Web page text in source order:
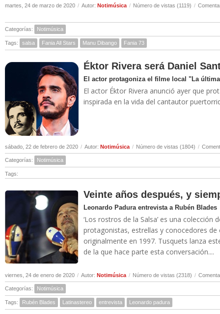
martes, 24 de marzo de 2020 / Autor: Notimúsica / Número de vistas (1119) /
Categorías: Notimúsica
Tags: salsa Fania All Stars Manu Dibango Fania 73
Éktor Rivera será Daniel
El actor protagoniza el filme local "La
El actor Éktor Rivera anunció ayer que
inspirada en la vida del cantautor
sábado, 22 de febrero de 2020 / Autor: Notimúsica / Número de vistas (1804) /
Categorías: Notimúsica
Tags:
Veinte años después, y
Leonardo Padura entrevista a Rubén Blades
‘Los rostros de la Salsa’ es una colección
protagonistas, estrellas y conocedores
originalmente en 1997. Tusquets lanza
de la que hace parte esta conversación....
viernes, 24 de enero de 2020 / Autor: Notimúsica / Número de vistas (2318) /
Categorías: Notimúsica
Tags: Rubén Blades Latinastereo entrevista Leonardo padura